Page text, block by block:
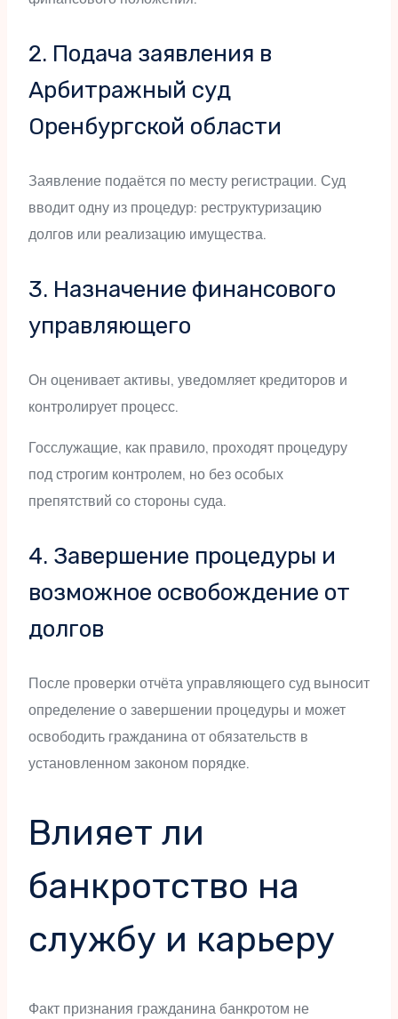
2. Подача заявления в
Арбитражный суд
Оренбургской области
Заявление подаётся по месту регистрации. Суд
вводит одну из процедур: реструктуризацию
долгов или реализацию имущества.
3. Назначение финансового
управляющего
Он оценивает активы, уведомляет кредиторов и
контролирует процесс.
Госслужащие, как правило, проходят процедуру
под строгим контролем, но без особых
препятствий со стороны суда.
4. Завершение процедуры и
возможное освобождение от
долгов
После проверки отчёта управляющего суд выносит
определение о завершении процедуры и может
освободить гражданина от обязательств в
установленном законом порядке.
Влияет ли
банкротство на
службу и карьеру
Факт признания гражданина банкротом не